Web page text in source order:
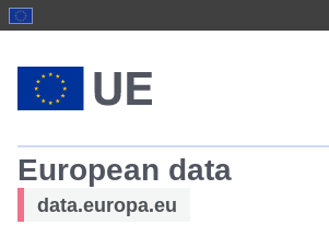
European data
data.europa.eu